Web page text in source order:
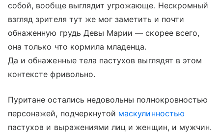
собой, вообще выглядит угрожающе. Нескромный
взгляд зрителя тут же мог заметить и почти
обнаженную грудь Девы Марии — скорее всего,
она только что кормила младенца.
Да и обнаженные тела пастухов выглядят в этом
контексте фривольно.
Пуритане остались недовольны полнокровностью
персонажей, подчеркнутой маскулинностью
пастухов и выражениями лиц и женщин, и мужчин.